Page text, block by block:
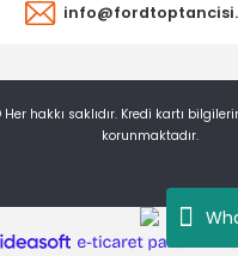
hakkı saklıdır. Kredi kartı
korunmaktadır.
ideasoft